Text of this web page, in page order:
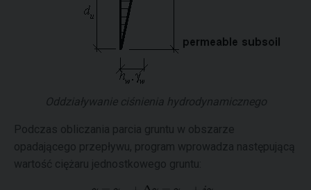
Oddziaływanie ciśnienia hydrodynamicznego
Podczas obliczania parcia gruntu w obszarze
opadającego przepływu, program wprowadza następującą
wartość ciężaru jednostkowego gruntu: